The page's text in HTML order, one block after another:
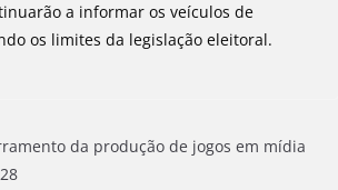
a informar os veículos de
os limites da legislação eleitoral.
da produção de jogos em mídia